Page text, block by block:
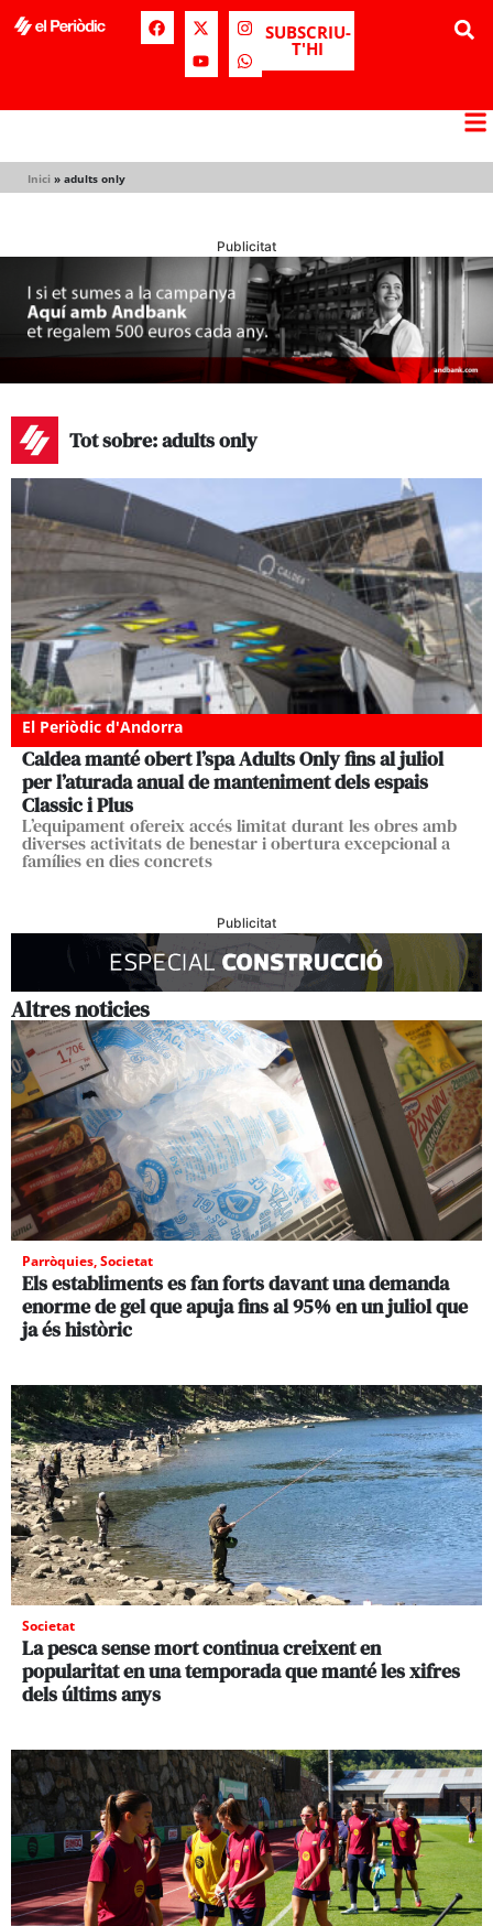
SUBSCRIU-
T'HI
Inici » adults only
Publicitat
Tot sobre: adults only
El Periòdic d'Andorra
Caldea manté obert l’spa Adults Only fins al juliol
per l’aturada anual de manteniment dels espais
Classic i Plus
L’equipament ofereix accés limitat durant les obres amb
diverses activitats de benestar i obertura excepcional a
famílies en dies concrets
Publicitat
Altres noticies
Parròquies,Societat
Els establiments es fan forts davant una demanda
enorme de gel que apuja fins al 95% en un juliol que
ja és històric
Societat
La pesca sense mort continua creixent en
popularitat en una temporada que manté les xifres
dels últims anys